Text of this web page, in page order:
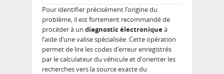
Pour identifier précisément l’origine du
problème, il est fortement recommandé de
procéder à un diagnostic électroniqueà
l’aide d’une valise spécialisée. Cette opération
permet de lire les codes d’erreur enregistrés
par le calculateur du véhicule et d’orienter les
recherches vers la source exacte du